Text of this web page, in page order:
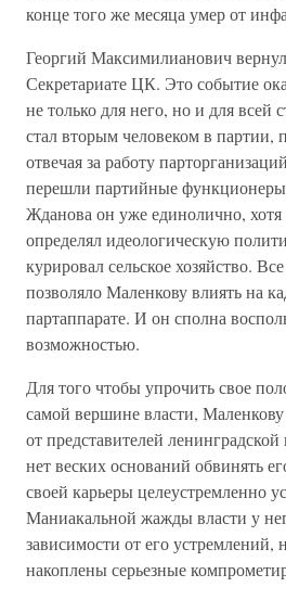
конце того же месяца умер от
Георгий Максимилианович
Секретариате ЦК. Это событие
не только для него, но и для всей
стал вторым человеком в партии,
отвечая за работу
перешли партийные
Жданова он уже единолично,
определял идеологическую
курировал сельское хозяйство.
позволяло Маленкову влиять на
партаппарате. И он сполна
возможностью.
Для того чтобы упрочить свое
самой вершине власти,
от представителей
нет веских оснований обвинять
своей карьеры целеустремленно
Маниакальной жажды власти у
зависимости от его
накоплены серьезные